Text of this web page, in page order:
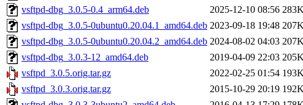
vsftpd-dbg_3.0.5-0.4_arm64.deb
2025-12-10 08:56
vsftpd-dbg_3.0.5-0ubuntu0.20.04.1_amd64.deb 2023-09-18 19:48
vsftpd-dbg_3.0.5-0ubuntu0.20.04.2_amd64.deb 2024-08-02 04:03
vsftpd-dbg_3.0.3-12_amd64.deb
2019-04-09 22:03
vsftpd_3.0.5.orig.tar.gz
2022-02-25 01:54
vsftpd_3.0.3.orig.tar.gz
2015-10-29 20:19